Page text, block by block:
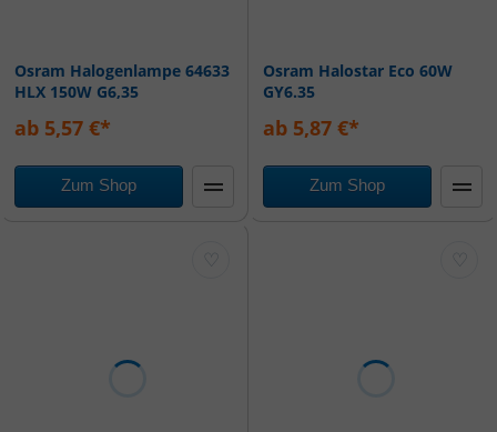
Osram Halogenlampe 64633
HLX 150W G6,35
ab 5,57 €*
Zum Shop
Osram Halostar Eco 60W
GY6.35
ab 5,87 €*
Zum Shop
♡ ♡